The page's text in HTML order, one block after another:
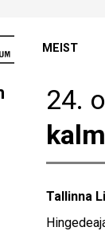
MEIST
24.
Tallinna